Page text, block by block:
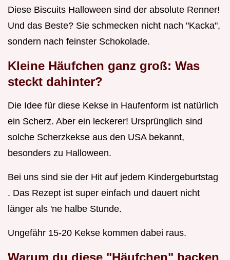
Diese Biscuits Halloween sind der absolute Renner!
Und das Beste? Sie schmecken nicht nach "Kacka",
sondern nach feinster Schokolade.
Kleine Häufchen ganz groß: Was
steckt dahinter?
Die Idee für diese Kekse in Haufenform ist natürlich
ein Scherz. Aber ein leckerer! Ursprünglich sind
solche Scherzkekse aus den USA bekannt,
besonders zu Halloween.
Bei uns sind sie der Hit auf jedem Kindergeburtstag
. Das Rezept ist super einfach und dauert nicht
länger als 'ne halbe Stunde.
Ungefähr 15-20 Kekse kommen dabei raus.